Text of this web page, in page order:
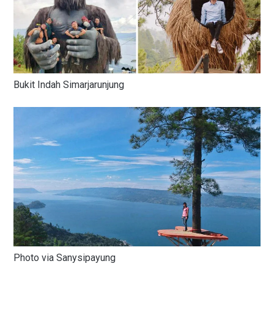
Bukit Indah Simarjarunjung
Photo via Sanysipayung